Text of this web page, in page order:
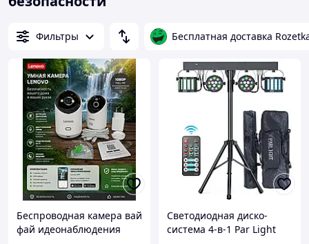
Фильтры Бесплатная доставка
Беспроводная камера вай
фай идеонаблюдения
Светодиодная диско-
система 4-в-1 Par Light